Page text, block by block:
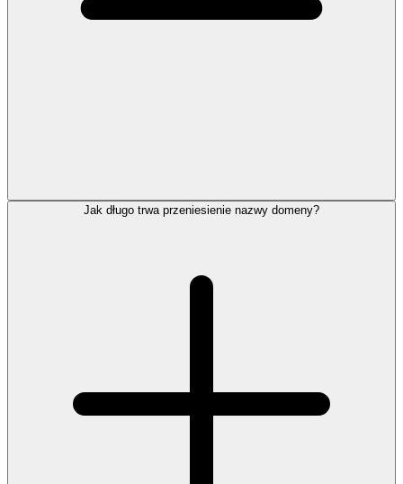
Jak długo trwa przeniesienie nazwy domeny?